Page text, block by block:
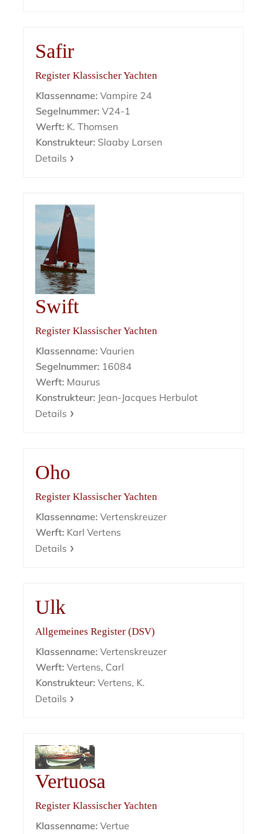
Safir
Register Klassischer Yachten
Klassenname: Vampire 24
Segelnummer: V24-1
Werft: K. Thomsen
Konstrukteur: Slaaby Larsen
Details
Swift
Register Klassischer Yachten
Klassenname: Vaurien
Segelnummer: 16084
Werft: Maurus
Konstrukteur: Jean-Jacques Herbulot
Details
Oho
Register Klassischer Yachten
Klassenname: Vertenskreuzer
Werft: Karl Vertens
Details
Ulk
Allgemeines Register (DSV)
Klassenname: Vertenskreuzer
Werft: Vertens, Carl
Konstrukteur: Vertens, K.
Details
Vertuosa
Register Klassischer Yachten
Klassenname: Vertue